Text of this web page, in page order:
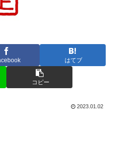
はてブ
コピー
2023.01.02